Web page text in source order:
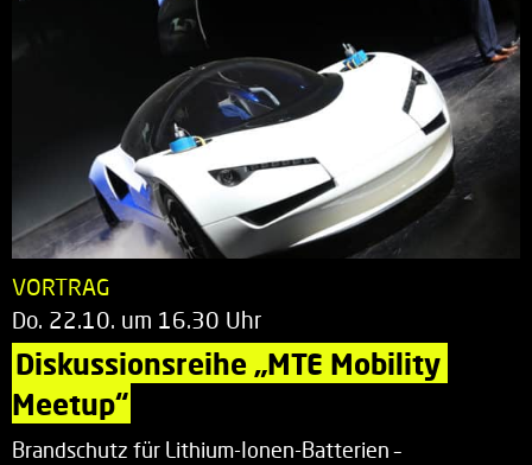
VORTRAG
Do. 22.10. um 16.30 Uhr
Diskussionsreihe „MTE Mobility
Meetup“
Brandschutz für Lithium-Ionen-Batterien –